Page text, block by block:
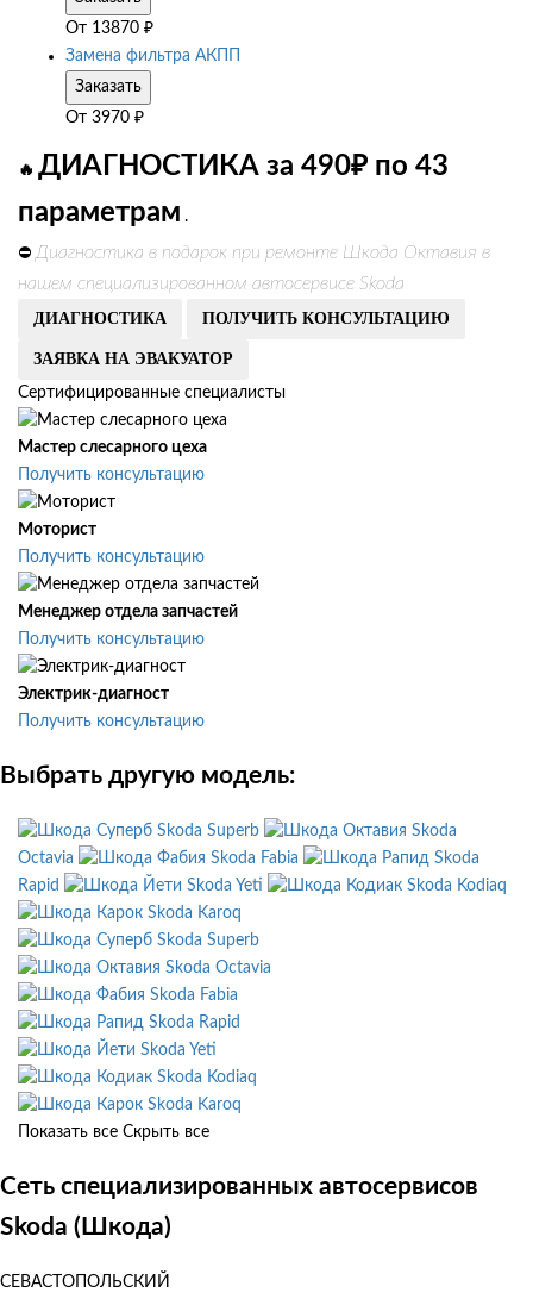
От 13870 ₽
Замена фильтра АКПП
Заказать
От 3970 ₽
🔥 ДИАГНОСТИКА за 490₽ по 43
параметрам .
⛔ Диагностика в подарок при ремонте Шкода Октавия в
нашем специализированном автосервисе Skoda
ДИАГНОСТИКА ПОЛУЧИТЬ КОНСУЛЬТАЦИЮ
ЗАЯВКА НА ЭВАКУАТОР
Сертифицированные специалисты
Мастер слесарного цеха
Получить консультацию
Моторист
Получить консультацию
Менеджер отдела запчастей
Получить консультацию
Электрик-диагност
Получить консультацию
Выбрать другую модель:
Skoda Superb
Skoda
Octavia
Skoda Fabia
Skoda
Rapid
Skoda Yeti
Skoda Kodiaq
Skoda Karoq
Skoda Superb
Skoda Octavia
Skoda Fabia
Skoda Rapid
Skoda Yeti
Skoda Kodiaq
Skoda Karoq
Показать все Скрыть все
Сеть специализированных автосервисов
Skoda (Шкода)
СЕВАСТОПОЛЬСКИЙ